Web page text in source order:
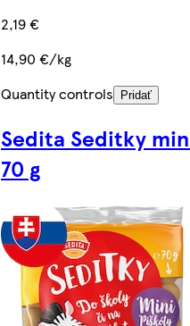
2,19 €
14,90 €/kg
Quantity controls
Pridať
Sedita Seditky
70 g